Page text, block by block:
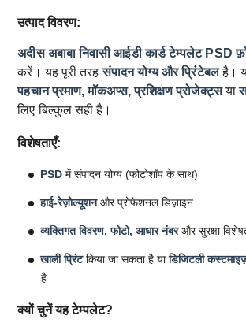
उत्पाद विवरण:
अदीस अबाबा निवासी आईडी कार्ड टेम्पलेट PSD
करें। यह पूरी तरहसंपादन योग्य और प्रिंटेबलहै।
पहचान प्रमाण, मॉकअप्स, प्रशिक्षण प्रोजेक्ट्सया
लिए बिल्कुल सही है।
विशेषताएँ:
PSD में संपादन योग्य (फोटोशॉप के साथ)
हाई-रेज़ोल्यूशनऔर प्रोफेशनल डिज़ाइन
व्यक्तिगत विवरण, फोटो, आधार नंबरऔर सुरक्षा
खाली प्रिंटकिया जा सकता है याडिजिटली
है
क्यों चुनें यह टेम्पलेट?